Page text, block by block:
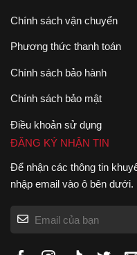
Chính sách vận chuyển
Phương thức thanh toán
Chính sách bảo hành
Chính sách bảo mật
Điều khoản sử dụng
ĐĂNG KÝ NHẬN TIN
Để nhận các thông tin
nhập email vào ô bên dưới.